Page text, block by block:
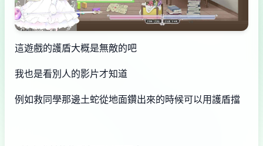
這遊戲的護盾大概是無敵的吧
我也是看別人的影片才知道
例如救同學那邊土蛇從地面鑽出來的時候可以用護盾擋